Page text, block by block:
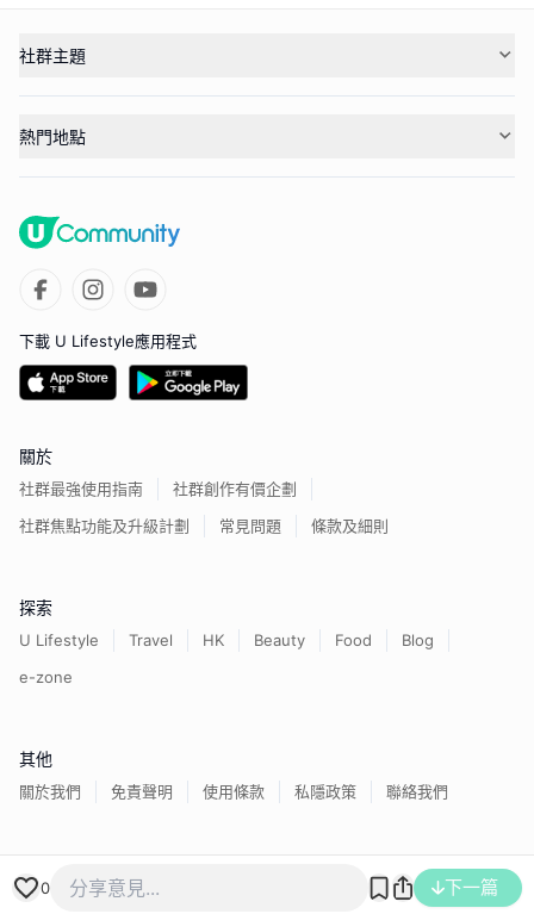
0 下一篇
社群主題
熱門地點
下載 U Lifestyle應用程式
關於
社群最強使用指南
社群創作有價企劃
社群焦點功能及升級計劃
常見問題 條款及細則
探索
U Lifestyle Travel HK Beauty Food
Blog
e-zone
其他
關於我們 免責聲明 使用條款 私隱政策 聯絡我們
香港經濟日報版權所有©